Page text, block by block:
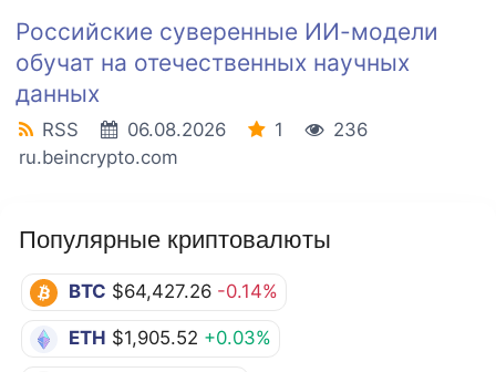
Популярные криптовалюты
BTC $64,427.26 -0.14%
ETH $1,905.52 +0.03%
Российские суверенные ИИ-модели
обучат на отечественных научных
данных
RSS 06.08.2026 1
236
ru.beincrypto.com